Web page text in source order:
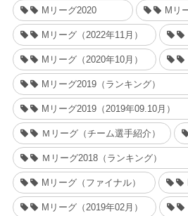
Mリーグ2020 Mリ
Mリーグ（2022年11月）
Mリーグ（2020年10月）
Mリーグ2019（ランキング）
Mリーグ2019（2019年09.10月）
Ｍリーグ（チーム選手紹介）
Ｍリーグ2018（ランキング）
Mリーグ（ファイナル）
Mリーグ（2019年02月）